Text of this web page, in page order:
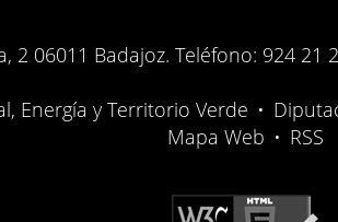
2 06011 Badajoz. Teléfono: 924 21
Energía y Territorio Verde •
Mapa Web • RSS